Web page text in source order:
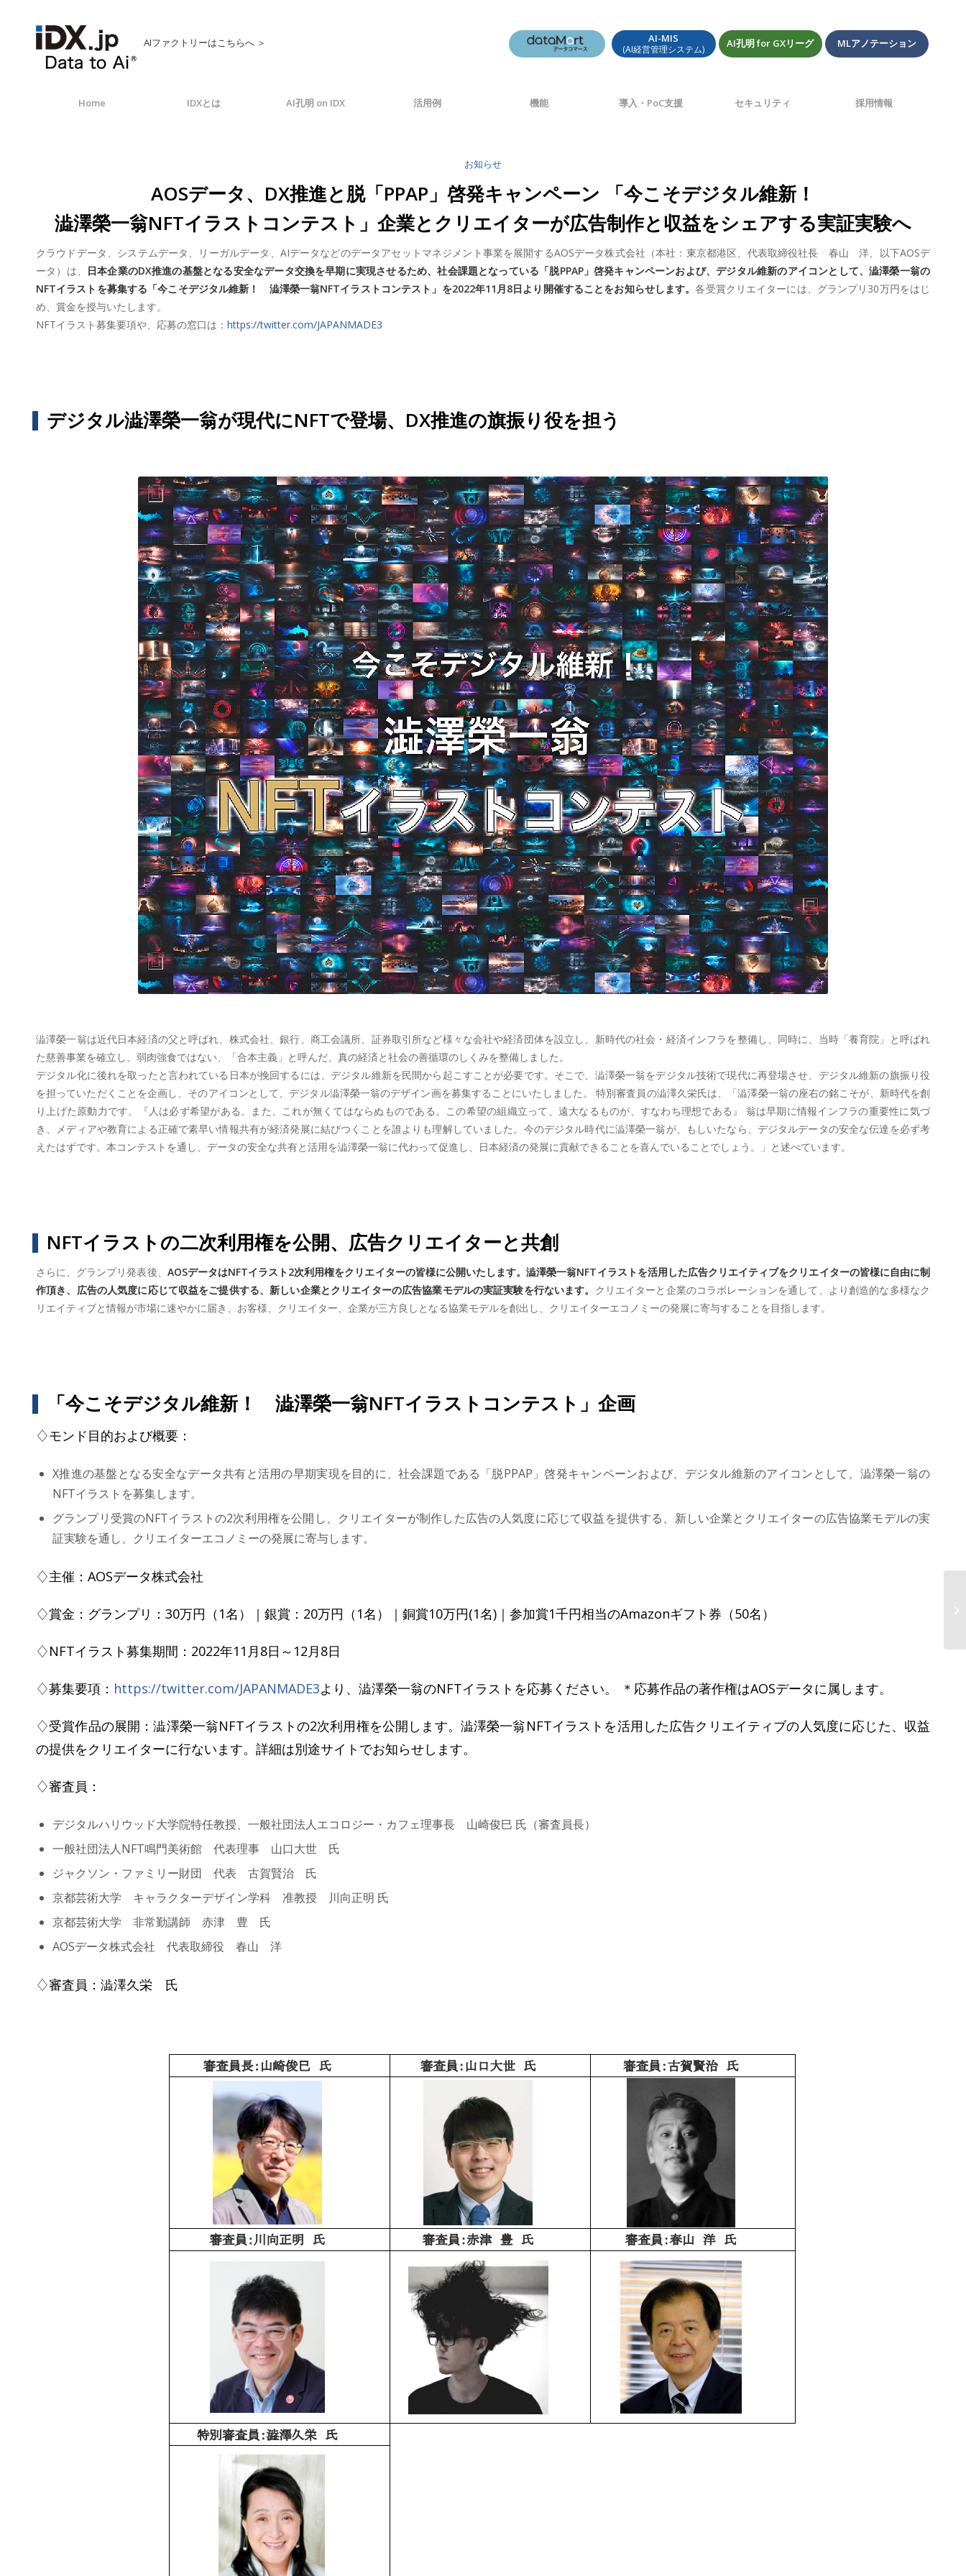
AIファクトリーはこちらへ ＞ AI-MIS
(AI経営管理システム) AI孔明 for GXリーグ MLアノテーション
Home IDXとは AI孔明 on IDX 活用例 機能 導入・PoC支援 セキュリティ 採用情報
お知らせ
AOSデータ、DX推進と脱「PPAP」啓発キャンペーン 「今こそデジタル維新！
澁澤榮一翁NFTイラストコンテスト」企業とクリエイターが広告制作と収益をシェアする実証実験へ
クラウドデータ、システムデータ、リーガルデータ、AIデータなどのデータアセットマネジメント事業を展開するAOSデータ株式会社（本社：東京都港区、代表取締役社長 春山 洋、以下AOSデ
ータ）は、
日本企業のDX推進の基盤となる安全なデータ交換を早期に実現させるため、社会課題となっている「脱PPAP」啓発キャンペーンおよび、デジタル維新のアイコンとして、澁澤榮一翁の
NFTイラストを募集する「今こそデジタル維新！ 澁澤榮一翁NFTイラストコンテスト」を2022年11月8日より開催することをお知らせします。各受賞クリエイターには、グランプリ30万円をはじ
め、賞金を授与いたします。
NFTイラスト募集要項や、応募の窓口は： https://twitter.com/JAPANMADE3
デジタル澁澤榮一翁が現代にNFTで登場、DX推進の旗振り役を担う
澁澤榮一翁は近代日本経済の父と呼ばれ、株式会社、銀行、商工会議所、証券取引所など様々な会社や経済団体を設立し、新時代の社会・経済インフラを整備し、同時に、当時「養育院」と呼ばれ
た慈善事業を確立し、弱肉強食ではない、「合本主義」と呼んだ、真の経済と社会の善循環のしくみを整備しました。
デジタル化に後れを取ったと言われている日本が挽回するには、デジタル維新を民間から起こすことが必要です。そこで、澁澤榮一翁をデジタル技術で現代に再登場させ、デジタル維新の旗振り役
を担っていただくことを企画し、そのアイコンとして、デジタル澁澤榮一翁のデザイン画を募集することにいたしました。 特別審査員の澁澤久栄氏は、「澁澤榮一翁の座右の銘こそが、新時代を創
り上げた原動力です。『人は必ず希望がある。また、これが無くてはならぬものである。この希望の組織立って、遠大なるものが、すなわち理想である』 翁は早期に情報インフラの重要性に気づ
き、メディアや教育による正確で素早い情報共有が経済発展に結びつくことを誰よりも理解していました。今のデジタル時代に澁澤榮一翁が、もしいたなら、デジタルデータの安全な伝達を必ず考
えたはずです。本コンテストを通し、データの安全な共有と活用を澁澤榮一翁に代わって促進し、日本経済の発展に貢献できることを喜んでいることでしょう。」と述べています。
NFTイラストの二次利用権を公開、広告クリエイターと共創
さらに、グランプリ発表後、 AOSデータはNFTイラスト2次利用権をクリエイターの皆様に公開いたします。澁澤榮一翁NFTイラストを活用した広告クリエイティブをクリエイターの皆様に自由に制
作頂き、広告の人気度に応じて収益をご提供する、新しい企業とクリエイターの広告協業モデルの実証実験を行ないます。 クリエイターと企業のコラボレーションを通して、より創造的な多様なク
リエイティブと情報が市場に速やかに届き、お客様、クリエイター、企業が三方良しとなる協業モデルを創出し、クリエイターエコノミーの発展に寄与することを目指します。
「今こそデジタル維新！ 澁澤榮一翁NFTイラストコンテスト」企画
♢モンド目的および概要：
X推進の基盤となる安全なデータ共有と活用の早期実現を目的に、社会課題である「脱PPAP」啓発キャンペーンおよび、デジタル維新のアイコンとして、澁澤榮一翁の
NFTイラストを募集します。
グランプリ受賞のNFTイラストの2次利用権を公開し、クリエイターが制作した広告の人気度に応じて収益を提供する、新しい企業とクリエイターの広告協業モデルの実
証実験を通し、クリエイターエコノミーの発展に寄与します。
♢主催：AOSデータ株式会社
♢賞金：グランプリ：30万円（1名）｜銀賞：20万円（1名）｜銅賞10万円(1名)｜参加賞1千円相当のAmazonギフト券（50名）
♢NFTイラスト募集期間：2022年11月8日～12月8日
♢募集要項： https://twitter.com/JAPANMADE3より、澁澤榮一翁のNFTイラストを応募ください。 ＊応募作品の著作権はAOSデータに属します。
♢受賞作品の展開：澁澤榮一翁NFTイラストの2次利用権を公開します。澁澤榮一翁NFTイラストを活用した広告クリエイティブの人気度に応じた、収益
の提供をクリエイターに行ないます。詳細は別途サイトでお知らせします。
♢審査員：
デジタルハリウッド大学院特任教授、一般社団法人エコロジー・カフェ理事長 山崎俊巳 氏（審査員長）
一般社団法人NFT鳴門美術館 代表理事 山口大世 氏
ジャクソン・ファミリー財団 代表 古賀賢治 氏
京都芸術大学 キャラクターデザイン学科 准教授 川向正明 氏
京都芸術大学 非常勤講師 赤津 豊 氏
AOSデータ株式会社 代表取締役 春山 洋
♢審査員：澁澤久栄 氏